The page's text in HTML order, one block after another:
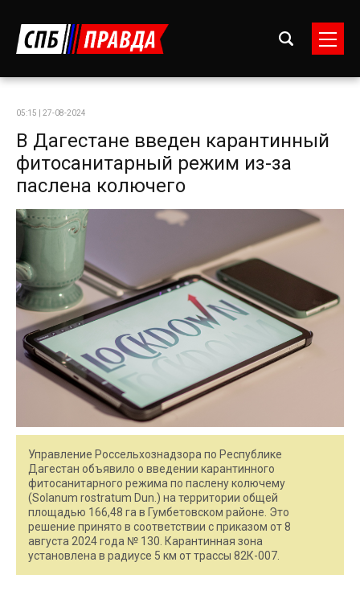
05:15 | 27-08-2024
В Дагестане введен карантинный
фитосанитарный режим из-за
паслена колючего
Управление Россельхознадзора по Республике
Дагестан объявило о введении карантинного
фитосанитарного режима по паслену колючему
(Solanum rostratum Dun.) на территории общей
площадью 166,48 га в Гумбетовском районе. Это
решение принято в соответствии с приказом от 8
августа 2024 года № 130. Карантинная зона
установлена в радиусе 5 км от трассы 82К-007.